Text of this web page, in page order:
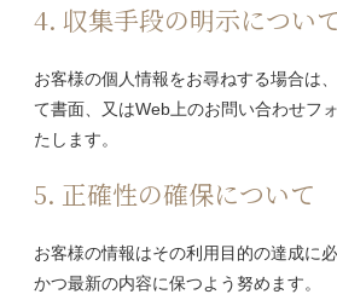
4. 収集手段の明示につい
お客様の個人情報をお尋ねする場合は
て書面、又はWeb上のお問い合わせフ
たします。
5. 正確性の確保について
お客様の情報はその利用目的の達成に
かつ最新の内容に保つよう努めます。